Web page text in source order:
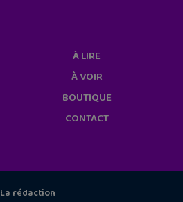
À LIRE
À VOIR
BOUTIQUE
CONTACT
La rédaction